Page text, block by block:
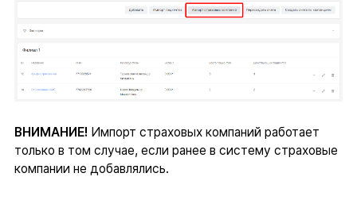
ВНИМАНИЕ! Импорт страховых компаний работает
только в том случае, если ранее в систему страховые
компании не добавлялись.